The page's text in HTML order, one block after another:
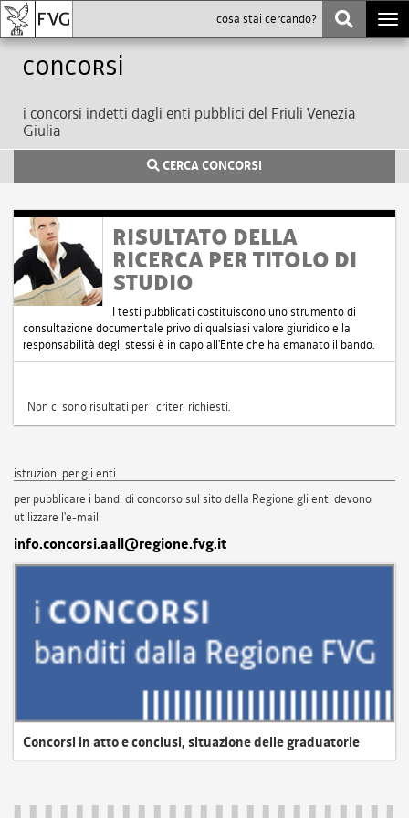
Concorsi
i concorsi indetti dagli enti pubblici del Friuli Venezia
Giulia
CERCA CONCORSI
RISULTATO DELLA
RICERCA PER TITOLO DI
STUDIO
I testi pubblicati costituiscono uno strumento di
consultazione documentale privo di qualsiasi valore giuridico e la
responsabilità degli stessi è in capo all'Ente che ha emanato il bando.
Non ci sono risultati per i criteri richiesti.
istruzioni per gli enti
per pubblicare i bandi di concorso sul sito della Regione gli enti devono
utilizzare l'e-mail
info.concorsi.aall@regione.fvg.it
Concorsi in atto e conclusi, situazione delle graduatorie